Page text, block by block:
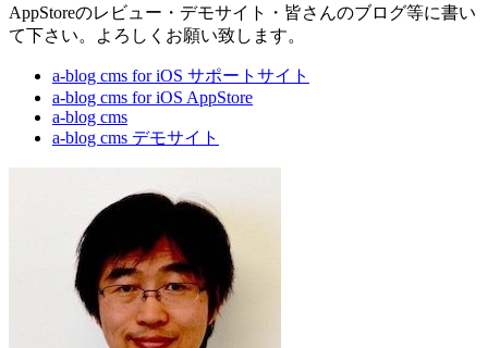
AppStoreのレビュー・デモサイト・皆さんのブログ等に書い
て下さい。よろしくお願い致します。
a-blog cms for iOS サポートサイト
a-blog cms for iOS AppStore
a-blog cms
a-blog cms デモサイト